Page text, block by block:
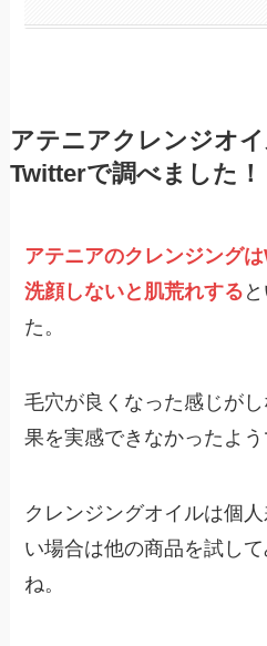
アテニアクレンジオ
Twitterで調べました！
アテニアのクレンジング
洗顔しないと肌荒れする
た。
毛穴が良くなった感じが
果を実感できなかったよう
クレンジングオイルは個
い場合は他の商品を試し
ね。